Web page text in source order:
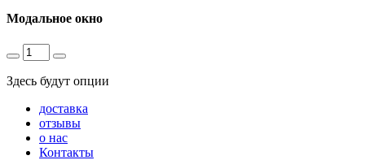
Модальное окно
Здесь будут опции
доставка
отзывы
о нас
Контакты